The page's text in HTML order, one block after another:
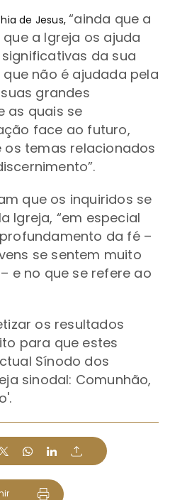
de Jesus,“ainda que a
a Igreja os ajuda
da sua
que não é ajudada pela
grandes
as quais se
face ao futuro,
temas relacionados
que os inquiridos se
Igreja, “em especial
da fé –
se sentem muito
e no que se refere ao
os resultados
para que estes
Sínodo dos
sinodal: Comunhão,